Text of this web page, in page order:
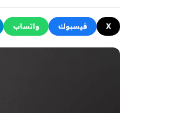
X فيسبوك واتساب